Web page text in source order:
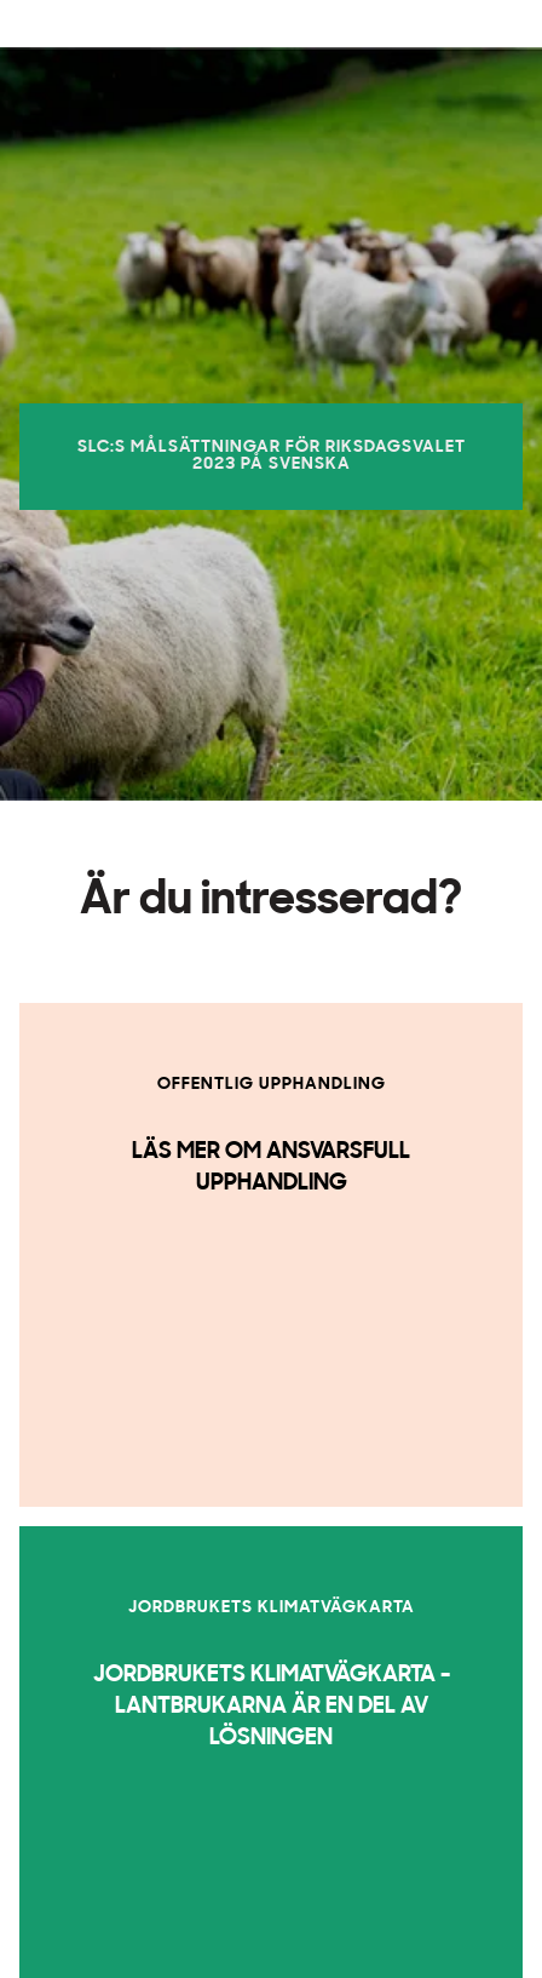
SLC:S MÅLSÄTTNINGAR FÖR RIKSDAGSVALET
2023 PÅ SVENSKA
Är du intresserad?
OFFENTLIG UPPHANDLING
LÄS MER OM ANSVARSFULL
UPPHANDLING
JORDBRUKETS KLIMATVÄGKARTA
JORDBRUKETS KLIMATVÄGKARTA -
LANTBRUKARNA ÄR EN DEL AV
LÖSNINGEN